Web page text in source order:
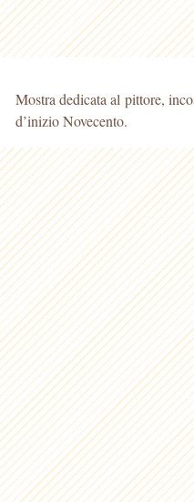
Mostra dedicata al pittore,
d’inizio Novecento.